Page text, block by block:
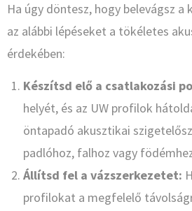
Ha úgy döntesz, hogy belevágsz
az alábbi lépéseket a tökéletes
érdekében:
Készítsd elő a csatlakozási
helyét, és az UW profilok
öntapadó akusztikai
padlóhoz, falhoz vagy
Állítsd fel a vázszerkezetet:
profilokat a megfelelő